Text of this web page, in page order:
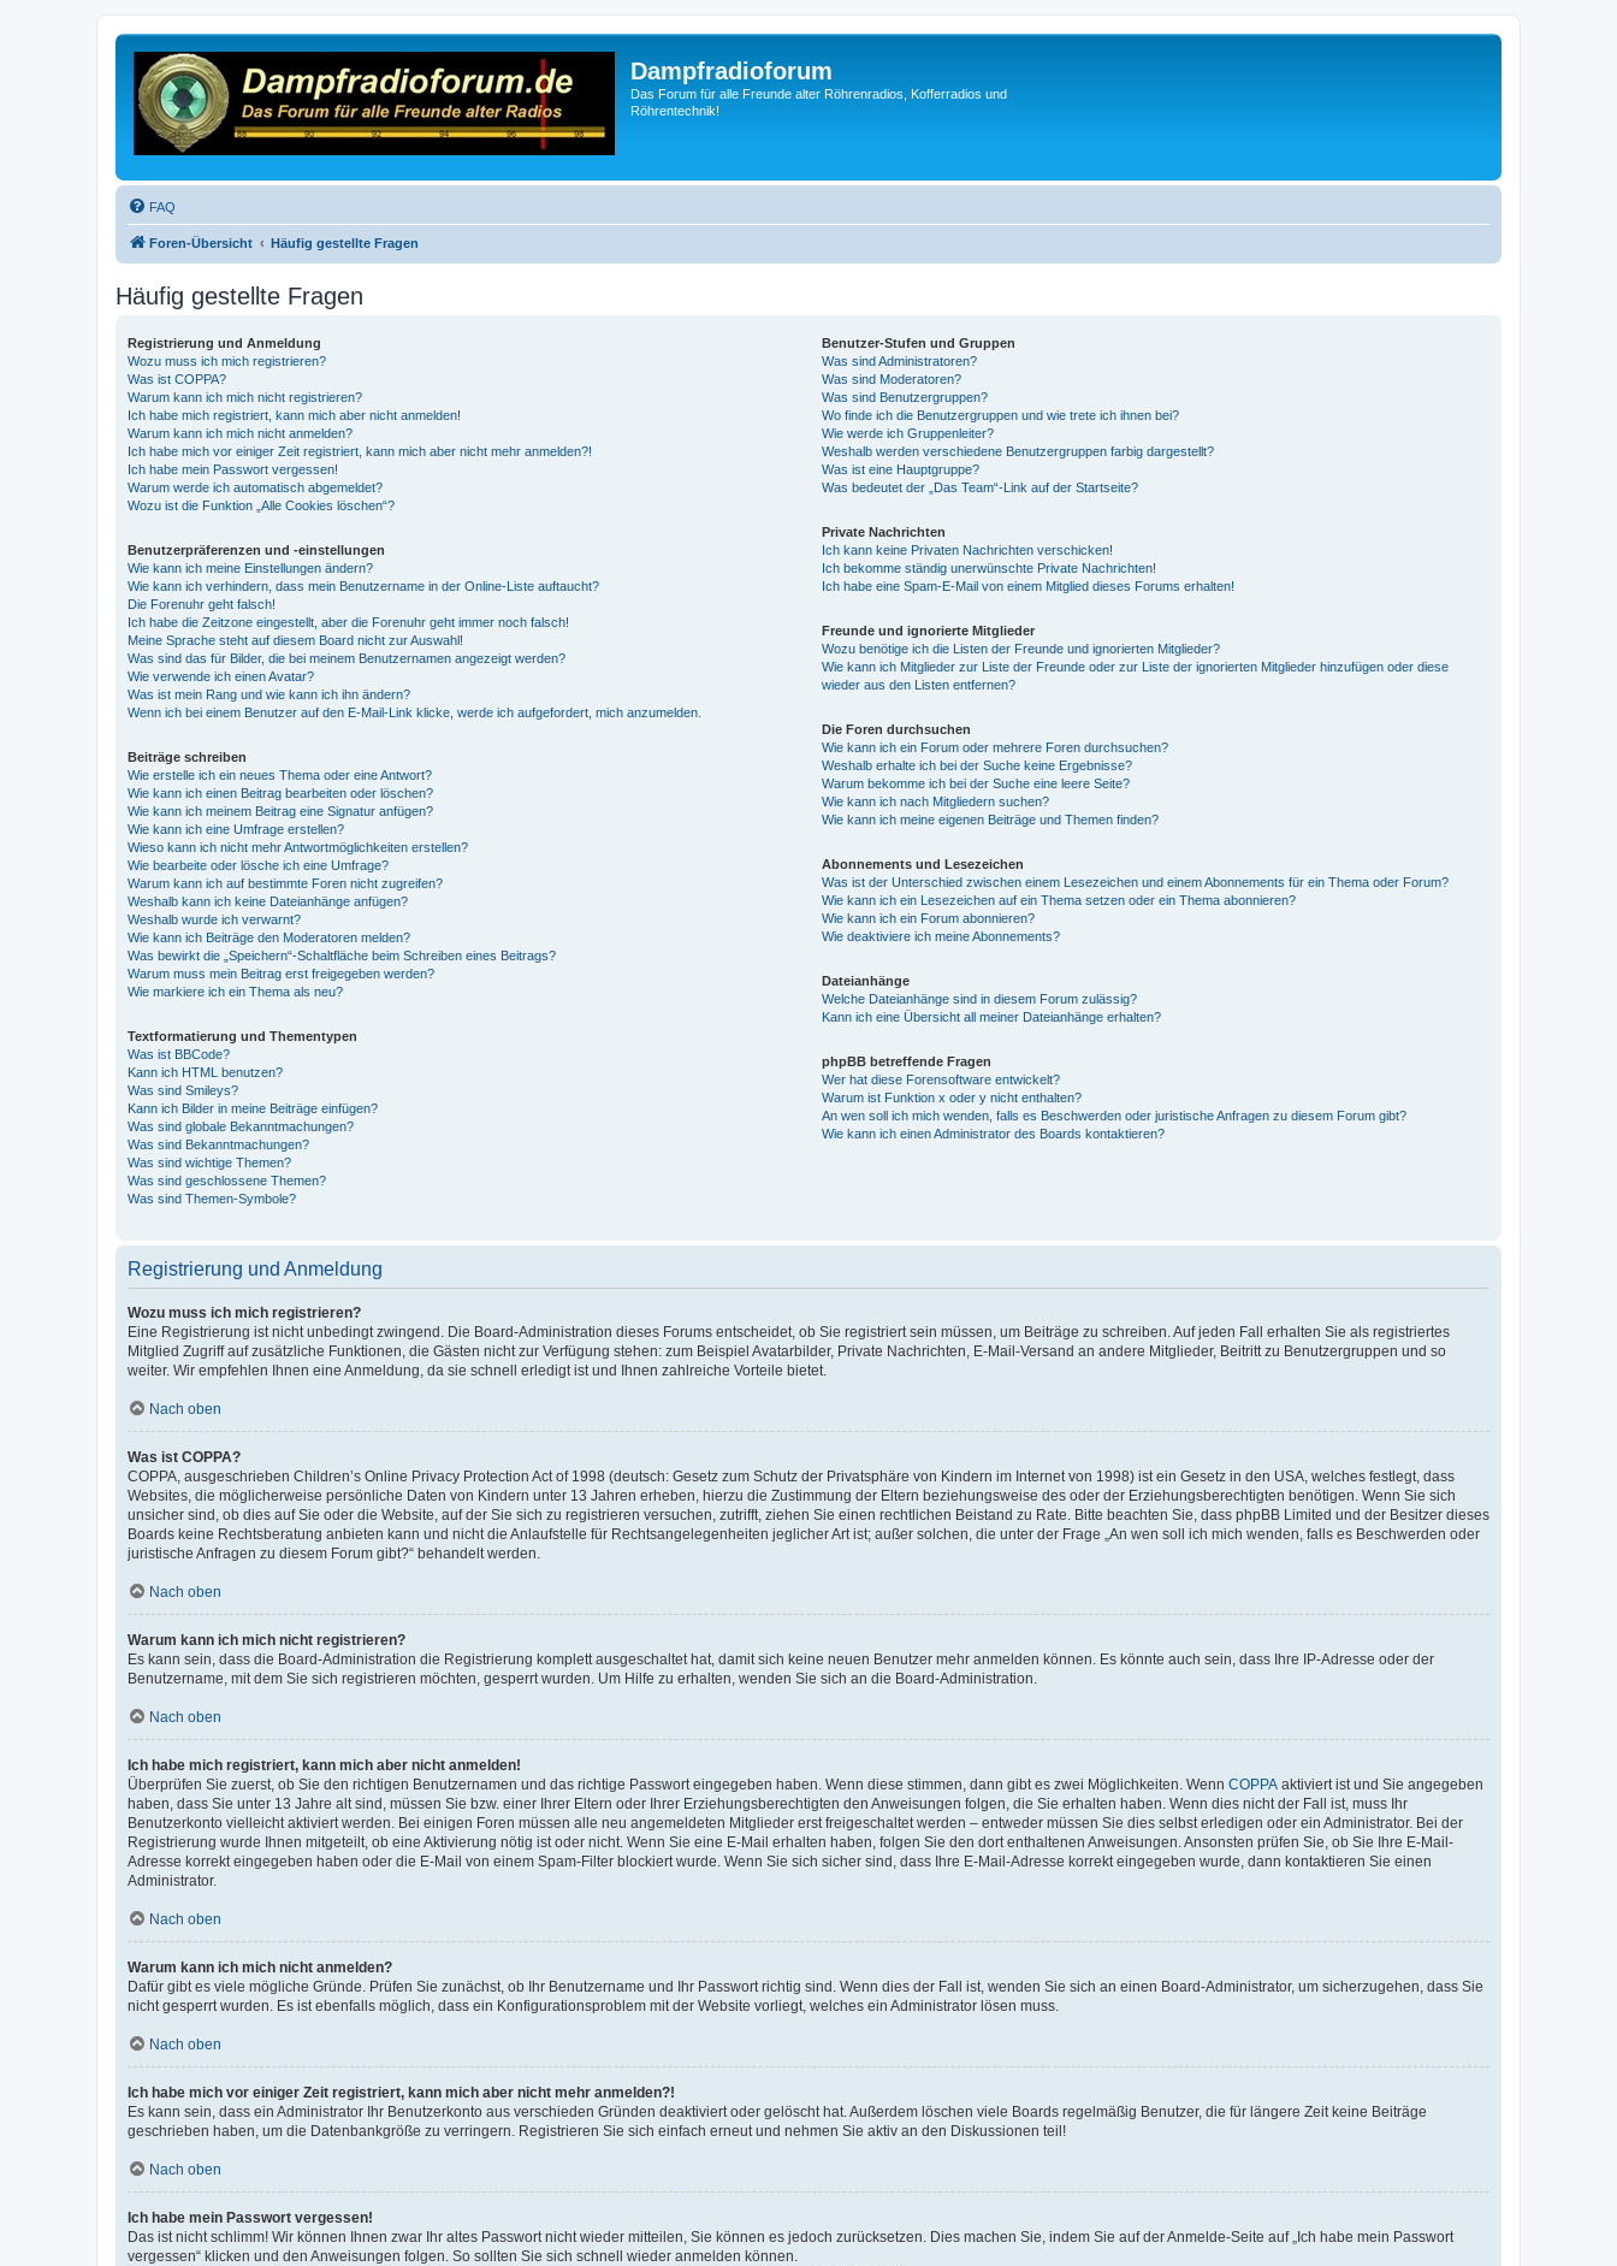
Dampfradioforum
Das Forum für alle Freunde alter Röhrenradios, Kofferradios und
Röhrentechnik!
FAQ
Foren-Übersicht Häufig gestellte Fragen
Häufig gestellte Fragen
Registrierung und Anmeldung
Wozu muss ich mich registrieren?
Was ist COPPA?
Warum kann ich mich nicht registrieren?
Ich habe mich registriert, kann mich aber nicht anmelden!
Warum kann ich mich nicht anmelden?
Ich habe mich vor einiger Zeit registriert, kann mich aber nicht mehr anmelden?!
Ich habe mein Passwort vergessen!
Warum werde ich automatisch abgemeldet?
Wozu ist die Funktion „Alle Cookies löschen“?
Benutzerpräferenzen und -einstellungen
Wie kann ich meine Einstellungen ändern?
Wie kann ich verhindern, dass mein Benutzername in der Online-Liste auftaucht?
Die Forenuhr geht falsch!
Ich habe die Zeitzone eingestellt, aber die Forenuhr geht immer noch falsch!
Meine Sprache steht auf diesem Board nicht zur Auswahl!
Was sind das für Bilder, die bei meinem Benutzernamen angezeigt werden?
Wie verwende ich einen Avatar?
Was ist mein Rang und wie kann ich ihn ändern?
Wenn ich bei einem Benutzer auf den E-Mail-Link klicke, werde ich aufgefordert, mich anzumelden.
Beiträge schreiben
Wie erstelle ich ein neues Thema oder eine Antwort?
Wie kann ich einen Beitrag bearbeiten oder löschen?
Wie kann ich meinem Beitrag eine Signatur anfügen?
Wie kann ich eine Umfrage erstellen?
Wieso kann ich nicht mehr Antwortmöglichkeiten erstellen?
Wie bearbeite oder lösche ich eine Umfrage?
Warum kann ich auf bestimmte Foren nicht zugreifen?
Weshalb kann ich keine Dateianhänge anfügen?
Weshalb wurde ich verwarnt?
Wie kann ich Beiträge den Moderatoren melden?
Was bewirkt die „Speichern“-Schaltfläche beim Schreiben eines Beitrags?
Warum muss mein Beitrag erst freigegeben werden?
Wie markiere ich ein Thema als neu?
Textformatierung und Thementypen
Was ist BBCode?
Kann ich HTML benutzen?
Was sind Smileys?
Kann ich Bilder in meine Beiträge einfügen?
Was sind globale Bekanntmachungen?
Was sind Bekanntmachungen?
Was sind wichtige Themen?
Was sind geschlossene Themen?
Was sind Themen-Symbole?
Benutzer-Stufen und Gruppen
Was sind Administratoren?
Was sind Moderatoren?
Was sind Benutzergruppen?
Wo finde ich die Benutzergruppen und wie trete ich ihnen bei?
Wie werde ich Gruppenleiter?
Weshalb werden verschiedene Benutzergruppen farbig dargestellt?
Was ist eine Hauptgruppe?
Was bedeutet der „Das Team“-Link auf der Startseite?
Private Nachrichten
Ich kann keine Privaten Nachrichten verschicken!
Ich bekomme ständig unerwünschte Private Nachrichten!
Ich habe eine Spam-E-Mail von einem Mitglied dieses Forums erhalten!
Freunde und ignorierte Mitglieder
Wozu benötige ich die Listen der Freunde und ignorierten Mitglieder?
Wie kann ich Mitglieder zur Liste der Freunde oder zur Liste der ignorierten Mitglieder hinzufügen oder diese
wieder aus den Listen entfernen?
Die Foren durchsuchen
Wie kann ich ein Forum oder mehrere Foren durchsuchen?
Weshalb erhalte ich bei der Suche keine Ergebnisse?
Warum bekomme ich bei der Suche eine leere Seite?
Wie kann ich nach Mitgliedern suchen?
Wie kann ich meine eigenen Beiträge und Themen finden?
Abonnements und Lesezeichen
Was ist der Unterschied zwischen einem Lesezeichen und einem Abonnements für ein Thema oder Forum?
Wie kann ich ein Lesezeichen auf ein Thema setzen oder ein Thema abonnieren?
Wie kann ich ein Forum abonnieren?
Wie deaktiviere ich meine Abonnements?
Dateianhänge
Welche Dateianhänge sind in diesem Forum zulässig?
Kann ich eine Übersicht all meiner Dateianhänge erhalten?
phpBB betreffende Fragen
Wer hat diese Forensoftware entwickelt?
Warum ist Funktion x oder y nicht enthalten?
An wen soll ich mich wenden, falls es Beschwerden oder juristische Anfragen zu diesem Forum gibt?
Wie kann ich einen Administrator des Boards kontaktieren?
Registrierung und Anmeldung
Wozu muss ich mich registrieren?
Eine Registrierung ist nicht unbedingt zwingend. Die Board-Administration dieses Forums entscheidet, ob Sie registriert sein müssen, um Beiträge zu schreiben. Auf jeden Fall erhalten Sie als registriertes
Mitglied Zugriff auf zusätzliche Funktionen, die Gästen nicht zur Verfügung stehen: zum Beispiel Avatarbilder, Private Nachrichten, E-Mail-Versand an andere Mitglieder, Beitritt zu Benutzergruppen und so
weiter. Wir empfehlen Ihnen eine Anmeldung, da sie schnell erledigt ist und Ihnen zahlreiche Vorteile bietet.
Nach oben
Was ist COPPA?
COPPA, ausgeschrieben Children’s Online Privacy Protection Act of 1998 (deutsch: Gesetz zum Schutz der Privatsphäre von Kindern im Internet von 1998) ist ein Gesetz in den USA, welches festlegt, dass
Websites, die möglicherweise persönliche Daten von Kindern unter 13 Jahren erheben, hierzu die Zustimmung der Eltern beziehungsweise des oder der Erziehungsberechtigten benötigen. Wenn Sie sich
unsicher sind, ob dies auf Sie oder die Website, auf der Sie sich zu registrieren versuchen, zutrifft, ziehen Sie einen rechtlichen Beistand zu Rate. Bitte beachten Sie, dass phpBB Limited und der Besitzer dieses
Boards keine Rechtsberatung anbieten kann und nicht die Anlaufstelle für Rechtsangelegenheiten jeglicher Art ist; außer solchen, die unter der Frage „An wen soll ich mich wenden, falls es Beschwerden oder
juristische Anfragen zu diesem Forum gibt?“ behandelt werden.
Nach oben
Warum kann ich mich nicht registrieren?
Es kann sein, dass die Board-Administration die Registrierung komplett ausgeschaltet hat, damit sich keine neuen Benutzer mehr anmelden können. Es könnte auch sein, dass Ihre IP-Adresse oder der
Benutzername, mit dem Sie sich registrieren möchten, gesperrt wurden. Um Hilfe zu erhalten, wenden Sie sich an die Board-Administration.
Nach oben
Ich habe mich registriert, kann mich aber nicht anmelden!
Überprüfen Sie zuerst, ob Sie den richtigen Benutzernamen und das richtige Passwort eingegeben haben. Wenn diese stimmen, dann gibt es zwei Möglichkeiten. Wenn COPPA aktiviert ist und Sie angegeben
haben, dass Sie unter 13 Jahre alt sind, müssen Sie bzw. einer Ihrer Eltern oder Ihrer Erziehungsberechtigten den Anweisungen folgen, die Sie erhalten haben. Wenn dies nicht der Fall ist, muss Ihr
Benutzerkonto vielleicht aktiviert werden. Bei einigen Foren müssen alle neu angemeldeten Mitglieder erst freigeschaltet werden – entweder müssen Sie dies selbst erledigen oder ein Administrator. Bei der
Registrierung wurde Ihnen mitgeteilt, ob eine Aktivierung nötig ist oder nicht. Wenn Sie eine E-Mail erhalten haben, folgen Sie den dort enthaltenen Anweisungen. Ansonsten prüfen Sie, ob Sie Ihre E-Mail-
Adresse korrekt eingegeben haben oder die E-Mail von einem Spam-Filter blockiert wurde. Wenn Sie sich sicher sind, dass Ihre E-Mail-Adresse korrekt eingegeben wurde, dann kontaktieren Sie einen
Administrator.
Nach oben
Warum kann ich mich nicht anmelden?
Dafür gibt es viele mögliche Gründe. Prüfen Sie zunächst, ob Ihr Benutzername und Ihr Passwort richtig sind. Wenn dies der Fall ist, wenden Sie sich an einen Board-Administrator, um sicherzugehen, dass Sie
nicht gesperrt wurden. Es ist ebenfalls möglich, dass ein Konfigurationsproblem mit der Website vorliegt, welches ein Administrator lösen muss.
Nach oben
Ich habe mich vor einiger Zeit registriert, kann mich aber nicht mehr anmelden?!
Es kann sein, dass ein Administrator Ihr Benutzerkonto aus verschieden Gründen deaktiviert oder gelöscht hat. Außerdem löschen viele Boards regelmäßig Benutzer, die für längere Zeit keine Beiträge
geschrieben haben, um die Datenbankgröße zu verringern. Registrieren Sie sich einfach erneut und nehmen Sie aktiv an den Diskussionen teil!
Nach oben
Ich habe mein Passwort vergessen!
Das ist nicht schlimm! Wir können Ihnen zwar Ihr altes Passwort nicht wieder mitteilen, Sie können es jedoch zurücksetzen. Dies machen Sie, indem Sie auf der Anmelde-Seite auf „Ich habe mein Passwort
vergessen“ klicken und den Anweisungen folgen. So sollten Sie sich schnell wieder anmelden können.